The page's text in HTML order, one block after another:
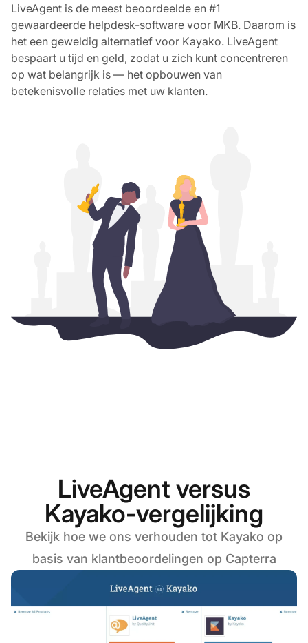
LiveAgent is de meest beoordeelde en #1
gewaardeerde helpdesk-software voor MKB. Daarom is
het een geweldig alternatief voor Kayako. LiveAgent
bespaart u tijd en geld, zodat u zich kunt concentreren
op wat belangrijk is — het opbouwen van
betekenisvolle relaties met uw klanten.
LiveAgent versus
Kayako-vergelijking
Bekijk hoe we ons verhouden tot Kayako op
basis van klantbeoordelingen op Capterra